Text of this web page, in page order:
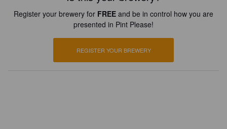
Register your brewery for FREE and be in control how you are
presented in Pint Please!
REGISTER YOUR BREWERY